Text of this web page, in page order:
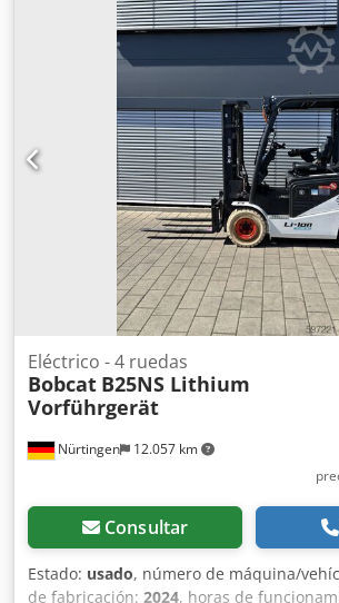
triple, altura de construcción:
de la horquilla:2.400 mm, tamaño del
12.00-20 100%
, tamaño del
19.300 kg,
, 5218640 Csdpfxezp T Aue Algjha
FDC0H-5107-00494
Nürtingen 12.057 km
Eléctrico - 4 ruedas
Bobcat B25NS Lithium
Vorführgerät
Consultar
Estado: usado, número de máquina/
de fabricación: 2024, horas de